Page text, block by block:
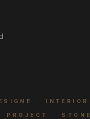
INTERIOR
PROJECT STONE